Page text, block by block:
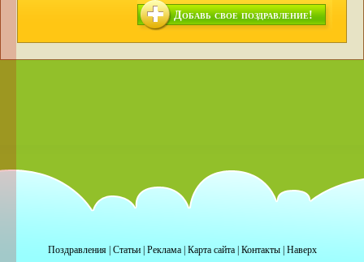
Добавь свое поздравление!
Поздравления| Статьи| Реклама| Карта сайта| Контакты| Наверх